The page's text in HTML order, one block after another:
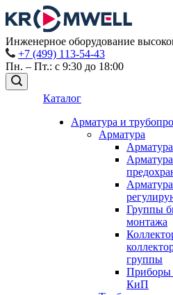
Инженерное оборудование
+7 (499) 113-54-43
Пн. – Пт.: с 9:30 до 18:00
Каталог
Арматура и
Арматура
Арматура
Арматура
Группы
монтажа
группы
Приборы
КиП